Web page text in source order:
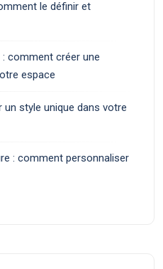
le définir et
: comment créer une
espace
style unique dans votre
: comment personnaliser